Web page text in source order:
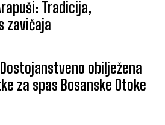
Tradicija,
zavičaja
obilježena
za spas Bosanske Otoke